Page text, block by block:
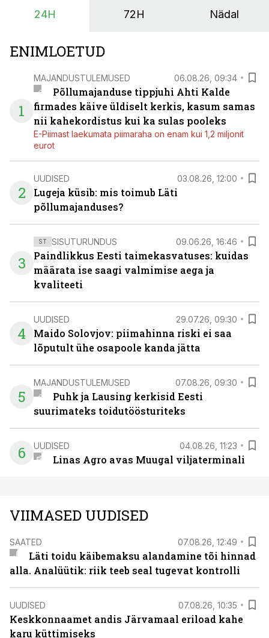
24H 72H Nädal
ENIMLOETUD
1
MAJANDUSTULEMUSED 06.08.26, 09:34
Põllumajanduse tippjuhi Ahti Kalde
firmades käive üldiselt kerkis, kasum samas
nii kahekordistus kui ka sulas pooleks
E-Piimast laekumata piimaraha on enam kui 1,2 miljonit
eurot
2
UUDISED 03.08.26, 12:00
Lugeja küsib: mis toimub Läti
põllumajanduses?
3
ST SISUTURUNDUS 09.06.26, 16:46
Paindlikkus Eesti taimekasvatuses: kuidas
määrata ise saagi valmimise aega ja
kvaliteeti
4
UUDISED 29.07.26, 09:30
Maido Solovjov: piimahinna riski ei saa
lõputult ühe osapoole kanda jätta
5
MAJANDUSTULEMUSED 07.08.26, 09:30
Puhk ja Lausing kerkisid Eesti
suurimateks toidutöösturiteks
6 UUDISED 04.08.26, 11:23
Linas Agro avas Muugal viljaterminali
VIIMASED UUDISED
SAATED 07.08.26, 12:49
Läti toidu käibemaksu alandamine tõi hinnad
alla. Analüütik: riik teeb seal tugevat kontrolli
UUDISED 07.08.26, 10:35
Keskkonnaamet andis Järvamaal eriload kahe
karu küttimiseks